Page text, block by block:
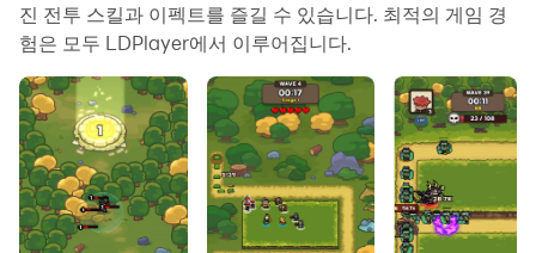
왜LD플레이어인가?
"운빨존많겜"은 빠른 손놀림과 지속적인 반복 플레이가 필
요한 게임입니다. LD플레이어는 키보드 매핑, 멀티 인스턴
스, 고해상도 지원 등 모바일에서 느끼기 어려운 퍼포먼스를
PC 환경에서 제공합니다. 특히 지옥 난이도나 고난도 PvP
진행 시 프레임 저하 없는 쾌적한 조작이 가능해 전략적인
운영에 큰 도움이 됩니다.
진 전투 스킬과 이펙트를 즐길 수 있습니다. 최적의 게임 경
험은 모두 LDPlayer에서 이루어집니다.